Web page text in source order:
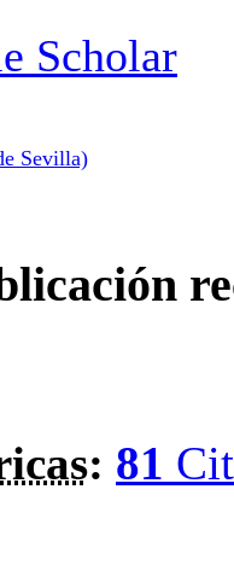
Scholar
Sevilla)
: 81